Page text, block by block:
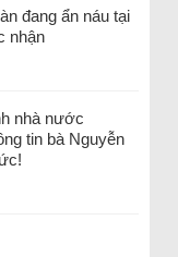
đang ẩn náu tại
nhận
nhà nước
tin bà Nguyễn